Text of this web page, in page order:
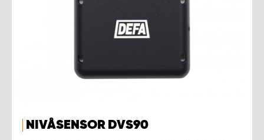
NIVÅSENSOR DVS90
WORK SYSTEM VÄXJÖ
WORK SYSTEM ÖSTERSUND